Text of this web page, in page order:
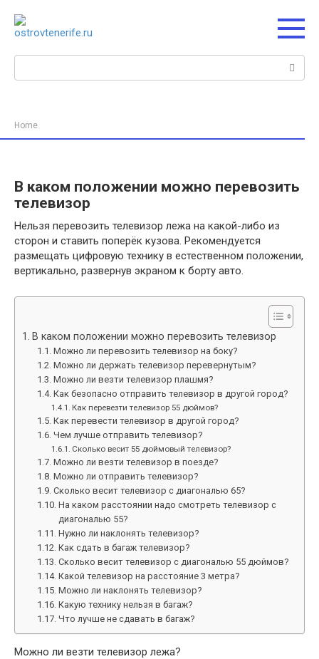
контенту
Поиск:
Home
В каком положении можно перевозить
телевизор
Нельзя перевозить телевизор лежа на какой-либо из
сторон и ставить поперёк кузова. Рекомендуется
размещать цифровую технику в естественном положении,
вертикально, развернув экраном к борту авто.
В каком положении можно перевозить телевизор
Можно ли перевозить телевизор на боку?
Можно ли держать телевизор перевернутым?
Можно ли везти телевизор плашмя?
Как безопасно отправить телевизор в другой город?
Как перевезти телевизор 55 дюймов?
Как перевести телевизор в другой город?
Чем лучше отправить телевизор?
Сколько весит 55 дюймовый телевизор?
Можно ли везти телевизор в поезде?
Можно ли отправить телевизор?
Сколько весит телевизор с диагональю 65?
На каком расстоянии надо смотреть телевизор с
диагональю 55?
Нужно ли наклонять телевизор?
Как сдать в багаж телевизор?
Сколько весит телевизор с диагональю 55 дюймов?
Какой телевизор на расстояние 3 метра?
Можно ли наклонять телевизор?
Какую технику нельзя в багаж?
Что лучше не сдавать в багаж?
Можно ли везти телевизор лежа?